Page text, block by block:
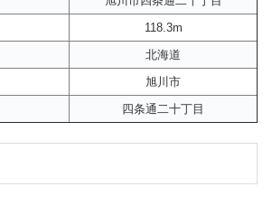
118.3m
北海道
旭川市
四条通二十丁目